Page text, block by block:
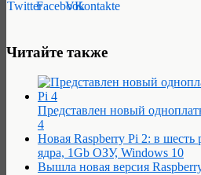
Читайте также
Представлен новый
4
Новая Raspberry Pi 2: в шесть
ядра, 1Gb ОЗУ, Windows 10
Вышла новая версия